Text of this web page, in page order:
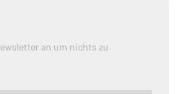
an um nichts zu